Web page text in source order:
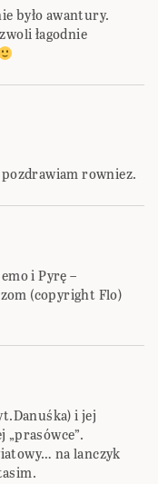
było awantury.
łagodnie
rowniez.
i Pyrę –
(copyright Flo)
i jej
na lanczyk